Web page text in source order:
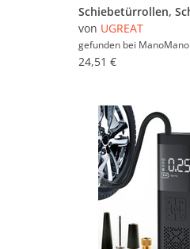
von UGREAT
gefunden bei ManoMano
24,51 €